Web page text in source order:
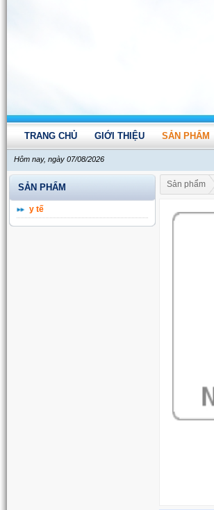
TRANG CHỦ GIỚI THIỆU SẢN PHẨM
Hôm nay, ngày 07/08/2026
SẢN PHẨM
y tế
Sản phẩm